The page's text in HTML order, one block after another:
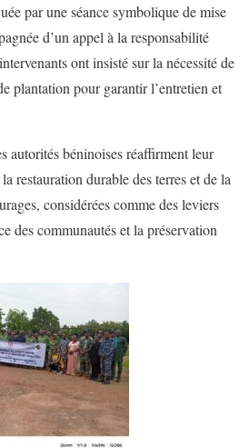
par une séance symbolique de mise
d’un appel à la responsabilité
ont insisté sur la nécessité de
plantation pour garantir l’entretien et
autorités béninoises réaffirment leur
restauration durable des terres et de la
considérées comme des leviers
des communautés et la préservation